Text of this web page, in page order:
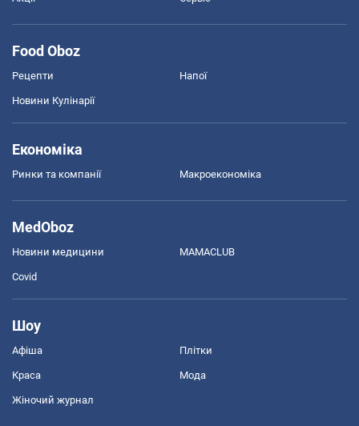
Food Oboz
Рецепти Напої
Новини Кулінарії
Економіка
Ринки та компанії Макроекономіка
MedOboz
Новини медицини MAMACLUB
Covid
Шоу
Афіша Плітки
Краса Мода
Жіночий журнал